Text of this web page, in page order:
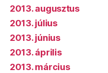
2013. augusztus
2013. július
2013. június
2013. április
2013. március